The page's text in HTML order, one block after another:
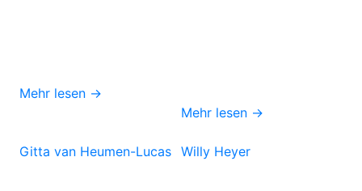
Mehr lesen →
Mehr lesen →
Gitta van Heumen-Lucas Willy Heyer